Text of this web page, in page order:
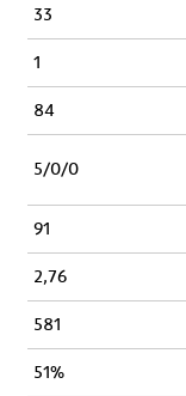
33
1
84
5/0/0
91
2,76
581
51%